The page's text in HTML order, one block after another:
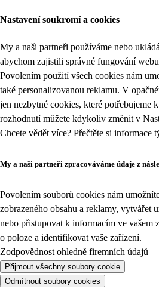
Nastavení soukromí a cookies
My a naši partneři používáme nebo
abychom zajistili správné fungování
Povolením použití všech cookies nám
také personalizovanou reklamu. V
jen nezbytné cookies, které potřebujeme
rozhodnutí můžete kdykoliv změnit v
Chcete vědět více? Přečtěte si informace
My a naši partneři zpracováváme údaje z
Povolením souborů cookies nám
zobrazeného obsahu a reklamy, vytvářet
nebo přistupovat k informacím ve vašem
o poloze a identifikovat vaše zařízení.
Zodpovědnost ohledně firemních údajů
Přijmout všechny soubory cookie
Odmítnout soubory cookies